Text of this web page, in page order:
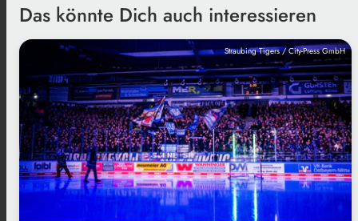
Das könnte Dich auch interessieren
Straubing Tigers / City-Press GmbH